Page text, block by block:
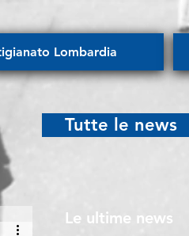
Lombardia
Tutte le news
Le ultime news